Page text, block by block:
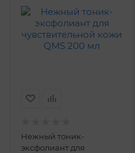
Нежный тоник-
эксфолиант для